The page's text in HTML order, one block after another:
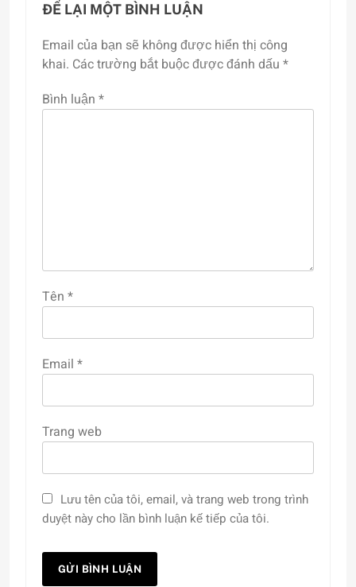
ĐỂ LẠI MỘT BÌNH LUẬN
Email của bạn sẽ không được hiển thị công
khai. Các trường bắt buộc được đánh dấu *
Bình luận *
Tên *
Email *
Trang web
Lưu tên của tôi, email, và trang web trong trình
duyệt này cho lần bình luận kế tiếp của tôi.